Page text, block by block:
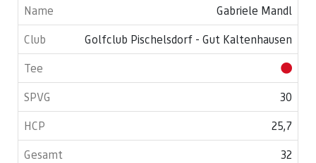
Gabriele Mandl
Golfclub Pischelsdorf - Gut Kaltenhausen
30
25,7
32